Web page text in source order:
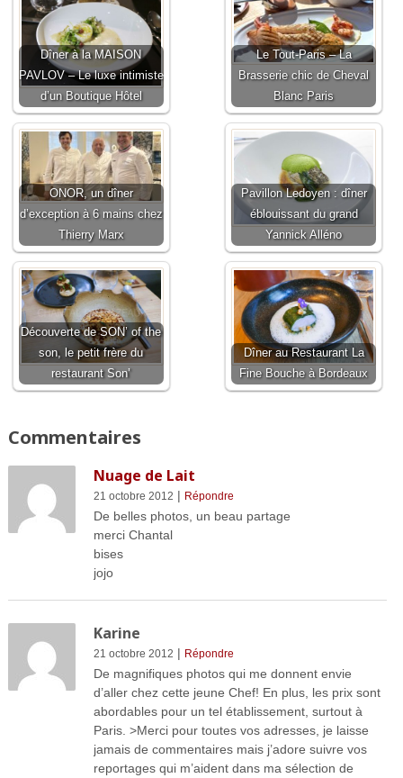
Dîner à la MAISON
PAVLOV – Le luxe intimiste
d’un Boutique Hôtel
Le Tout-Paris – La
Brasserie chic de Cheval
Blanc Paris
ONOR, un dîner
d’exception à 6 mains chez
Thierry Marx
Pavillon Ledoyen : dîner
éblouissant du grand
Yannick Alléno
Découverte de SON’ of the
son, le petit frère du
restaurant Son’
Dîner au Restaurant La
Fine Bouche à Bordeaux
Commentaires
Nuage de Lait
21 octobre 2012 | Répondre
De belles photos, un beau partage
merci Chantal
bises
jojo
Karine
21 octobre 2012 | Répondre
De magnifiques photos qui me donnent envie
d’aller chez cette jeune Chef! En plus, les prix sont
abordables pour un tel établissement, surtout à
Paris. >Merci pour toutes vos adresses, je laisse
jamais de commentaires mais j’adore suivre vos
reportages qui m’aident dans ma sélection de